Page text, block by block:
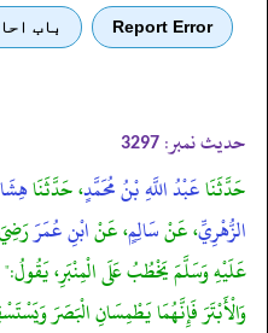
Report Error باب
حدیث نمبر: 3297
حَدَّثَنَاعَبْدُ اللَّهِ بْنُ مُحَمَّدٍ، حَدَّثَنَا
الزُّهْرِيِّ، عَنْسَالِمٍ، عَنْابْنِ عُمَرَرَضِيَ
عَلَيْهِ وَسَلَّمَ يَخْطُبُ عَلَى الْمِنْبَرِ، يَقُولُ:"
وَالْأَبْتَرَ فَإِنَّهُمَا يَطْمِسَانِ الْبَصَرَ